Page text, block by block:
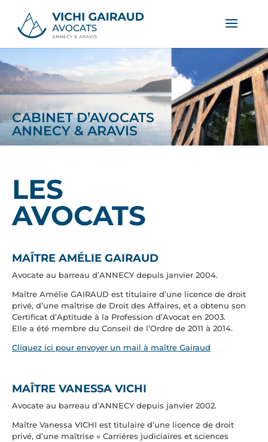
CABINET D’AVOCATS
ANNECY & ARAVIS
LES
AVOCATS
MAÎTRE AMÉLIE GAIRAUD
Avocate au barreau d’ANNECY depuis janvier 2004.
Maître Amélie GAIRAUD est titulaire d’une licence de droit
privé, d’une maîtrise de Droit des Affaires, et a obtenu son
Certificat d’Aptitude à la Profession d’Avocat en 2003.
Elle a été membre du Conseil de l’Ordre de 2011 à 2014.
Cliquez ici pour envoyer un mail à maître Gairaud
MAÎTRE VANESSA VICHI
Avocate au barreau d’ANNECY depuis janvier 2002.
Maître Vanessa VICHI est titulaire d’une licence de droit
privé, d’une maîtrise « Carrières judiciaires et sciences